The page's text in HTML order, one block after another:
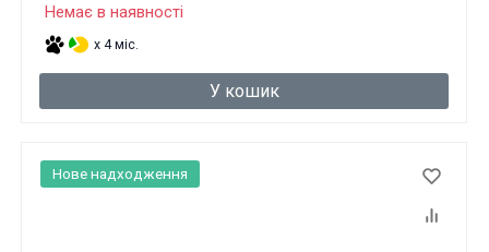
Немає в наявності
x 4 міс.
У кошик
Нове надходження